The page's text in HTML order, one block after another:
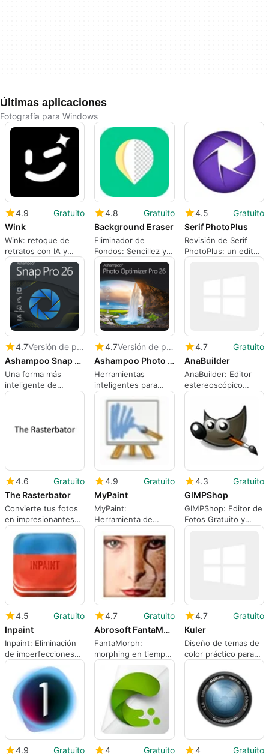
Últimas aplicaciones
Fotografía para Windows
4.9
Gratuito
Wink
Wink: retoque de
retratos con IA y
restauración 4K para
creadores
4.8
Gratuito
Background Eraser
Eliminador de
Fondos: Sencillez y
Eficiencia
4.5
Gratuito
Serif PhotoPlus
Revisión de Serif
PhotoPlus: un editor
de fotos práctico
4.7
Versión de prueba
Ashampoo Snap Pro 26
Una forma más
inteligente de
capturar tu pantalla
4.7
Versión de prueba
Ashampoo Photo Optimizer Pro 26
Herramientas
inteligentes para
mejorar rápidamente
tu biblioteca de
4.7
Gratuito
AnaBuilder
AnaBuilder: Editor
estereoscópico
enfocado para una
composición 3D
precisa
4.6
Gratuito
The Rasterbator
Convierte tus fotos
en impresionantes
pósters
4.9
Gratuito
MyPaint
MyPaint:
Herramienta de
Dibujo Ligera y Eficaz
4.3
Gratuito
GIMPShop
GIMPShop: Editor de
Fotos Gratuito y
Versátil
4.5
Gratuito
Inpaint
Inpaint: Eliminación
de imperfecciones
fotográficas
4.7
Gratuito
Abrosoft FantaMorph
FantaMorph:
morphing en tiempo
real para flujos de
trabajo de animación
de imágenes
4.7
Gratuito
Kuler
Diseño de temas de
color práctico para
fotógrafos y
diseñadores con
Adobe Kuler
4.9 Gratuito 4 Gratuito 4 Gratuito